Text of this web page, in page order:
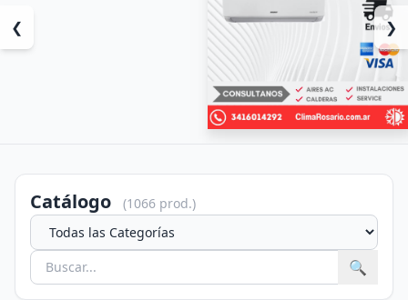
❮ ❯
Catálogo (1066 prod.)
🔍